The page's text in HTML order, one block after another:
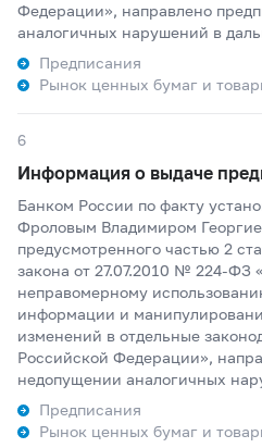
Федерации», направлено
аналогичных нарушений в
Предписания
Рынок ценных бумаг и
6
Информация о выдаче
Банком России по факту
Фроловым Владимиром
предусмотренного частью 2
закона от 27.07.2010 № 224-ФЗ
неправомерному
информации и
изменений в отдельные
Российской Федерации»,
недопущении аналогичных
Предписания
Рынок ценных бумаг и